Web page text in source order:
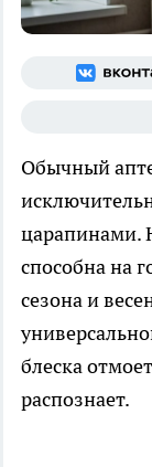
Обычный
царапинами.
способна на
сезона и
блеска
распознает.